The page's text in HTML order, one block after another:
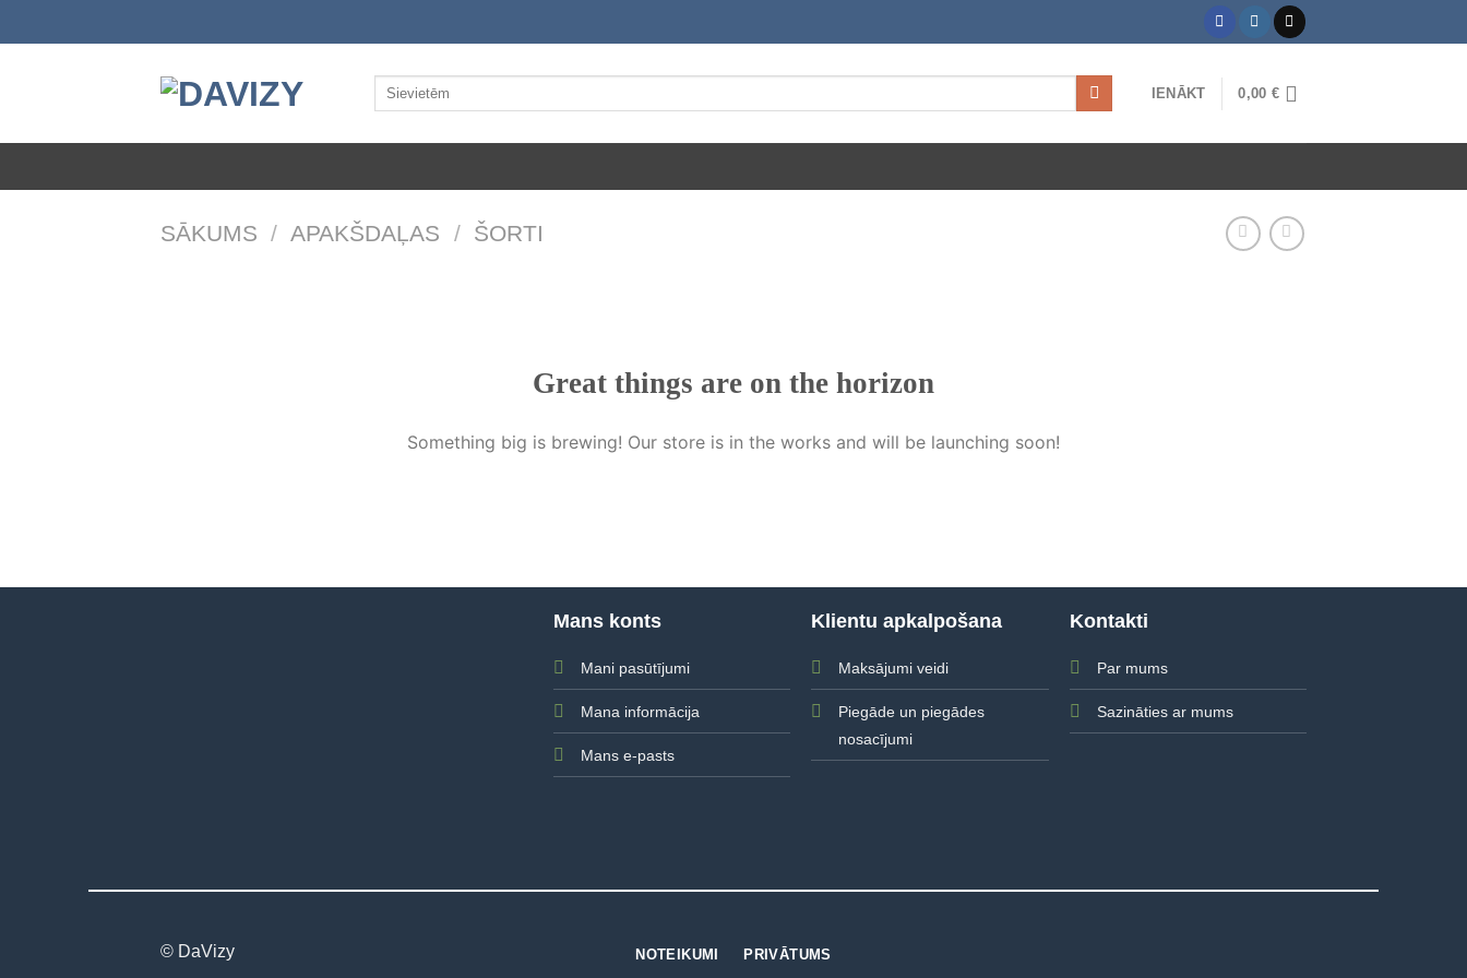
to
Meklēt:
IENĀKT 0,00 €
SĀKUMS / APAKŠDAĻAS / ŠORTI
Great things are on the horizon
Something big is brewing! Our store is in the works and will be launching soon!
Mans konts
Mani pasūtījumi
Mana informācija
Mans e-pasts
Klientu apkalpošana
Maksājumi veidi
Piegāde un piegādes
nosacījumi
Kontakti
Par mums
Sazināties ar mums
© DaVizy NOTEIKUMI PRIVĀTUMS